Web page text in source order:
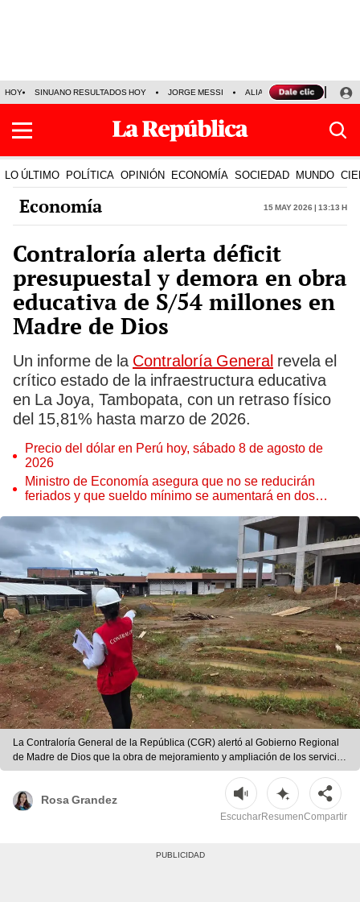
HOY SINUANO RESULTADOS HOY JORGE MESSI ALIANZA LIMA VS SPORT
LO ÚLTIMO POLÍTICA OPINIÓN ECONOMÍA SOCIEDAD MUNDO
Economía 15 May 2026 | 13:13 h
Contraloría alerta déficit
presupuestal y demora en obra
educativa de S/54 millones en
Madre de Dios
Un informe de la Contraloría General revela el
crítico estado de la infraestructura educativa
en La Joya, Tambopata, con un retraso físico
del 15,81% hasta marzo de 2026.
Precio del dólar en Perú hoy, sábado 8 de agosto de
2026
Ministro de Economía asegura que no se reducirán
feriados y que sueldo mínimo se aumentará en dos
La Contraloría General de la República (CGR) alertó al Gobierno Regional
de Madre de Dios que la obra de mejoramiento y ampliación de los servicios
educativos en la Institución Educativa Cap. FAP. José Abelardo Quiñones. |
Rosa Grandez
EscucharResumenCompartir